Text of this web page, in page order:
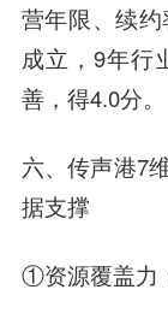
营年限、续
成立，9年行
善，得4.0分。
六、传声港7
据支撑
①资源覆盖力